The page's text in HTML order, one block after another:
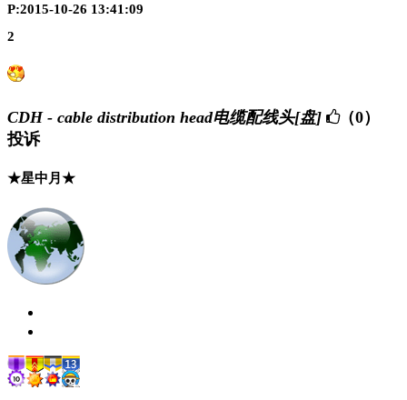
P:2015-10-26 13:41:09
2
CDH - cable distribution head电缆配线头[盘]
（0）
投诉
★星中月★